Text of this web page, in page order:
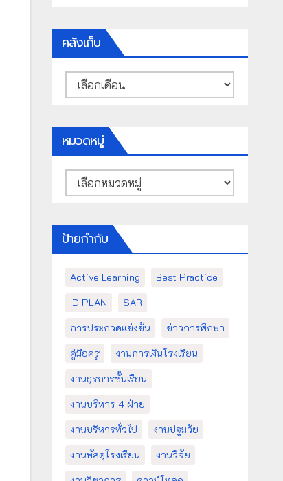
คลังเก็บ
คลัง
เก็บ
หมวดหมู่
หมวด
หมู่
ป้ายกำกับ
Active Learning
Best Practice
ID PLAN
SAR
การประกวดแข่งขัน
ข่าวการศึกษา
คู่มือครู
งานการเงินโรงเรียน
งานธุรการชั้นเรียน
งานบริหาร 4 ฝ่าย
งานบริหารทั่วไป
งานปฐมวัย
งานพัสดุโรงเรียน
งานวิจัย